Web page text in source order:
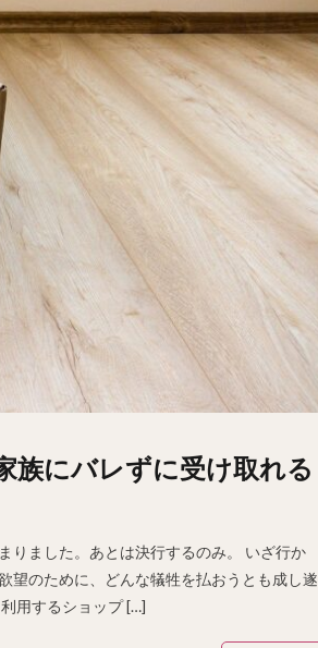
族にバレずに受け取れる
りました。あとは決行するのみ。 いざ行か
望のために、どんな犠牲を払おうとも成し遂
用するショップ […]